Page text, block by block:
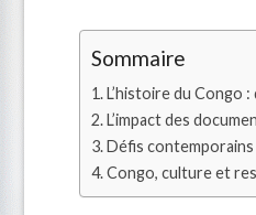
Sommaire
L’histoire du Congo :
L’impact des
Défis
Congo, culture et